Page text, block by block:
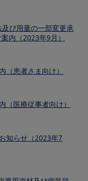
び用量の一部変更承
内（2023年9月）
（患者さま向け）
（医療従事者向け）
知らせ（2023年7